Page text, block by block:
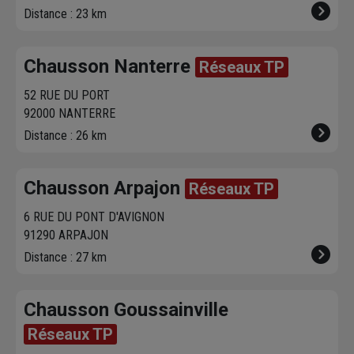
Distance : 23 km
Chausson Nanterre Réseaux TP
52 RUE DU PORT
92000 NANTERRE
Distance : 26 km
Chausson Arpajon Réseaux TP
6 RUE DU PONT D'AVIGNON
91290 ARPAJON
Distance : 27 km
Chausson Goussainville
Réseaux TP